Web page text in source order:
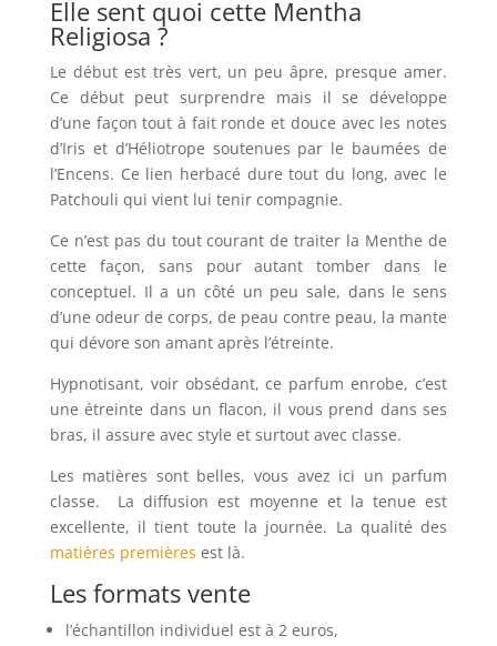
Elle sent quoi cette Mentha
Religiosa ?
Le début est très vert, un peu âpre, presque amer.
Ce début peut surprendre mais il se développe
d’une façon tout à fait ronde et douce avec les notes
d’Iris et d’Héliotrope soutenues par le baumées de
l’Encens. Ce lien herbacé dure tout du long, avec le
Patchouli qui vient lui tenir compagnie.
Ce n’est pas du tout courant de traiter la Menthe de
cette façon, sans pour autant tomber dans le
conceptuel. Il a un côté un peu sale, dans le sens
d’une odeur de corps, de peau contre peau, la mante
qui dévore son amant après l’étreinte.
Hypnotisant, voir obsédant, ce parfum enrobe, c’est
une étreinte dans un flacon, il vous prend dans ses
bras, il assure avec style et surtout avec classe.
Les matières sont belles, vous avez ici un parfum
classe. La diffusion est moyenne et la tenue est
excellente, il tient toute la journée. La qualité des
matières premières est là.
Les formats vente
l’échantillon individuel est à 2 euros,